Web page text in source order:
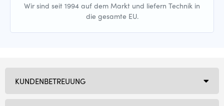
Wir sind seit 1994 auf dem Markt und liefern Technik in
die gesamte EU.
KUNDENBETREUUNG